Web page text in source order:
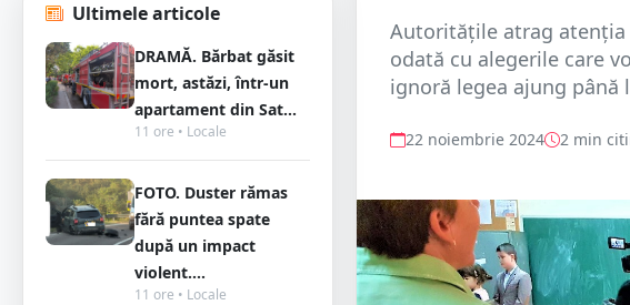
Ultimele articole
DRAMĂ. Bărbat găsit
mort, astăzi, într-un
apartament din Sat...
11 ore • Locale
FOTO. Duster rămas
fără puntea spate
după un impact
violent....
11 ore • Locale
Autoritățile atrag atenția
odată cu alegerile care
ignoră legea ajung până
22 noiembrie 2024 2 min